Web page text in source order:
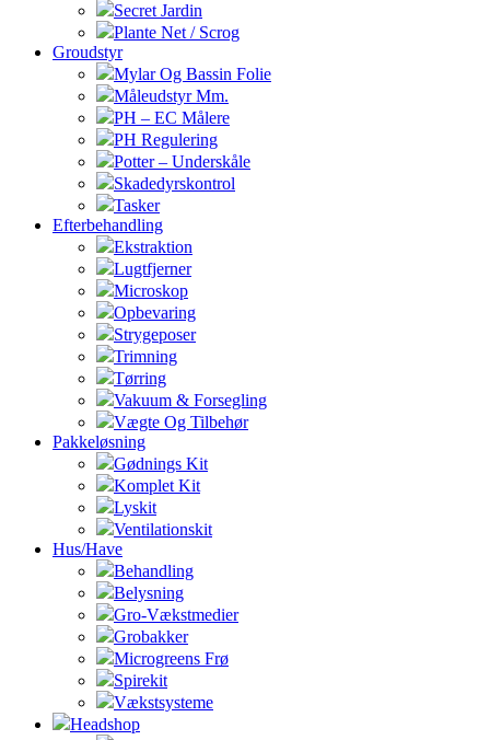
Secret Jardin
Plante Net / Scrog
Groudstyr
Mylar Og Bassin Folie
Måleudstyr Mm.
PH – EC Målere
PH Regulering
Potter – Underskåle
Skadedyrskontrol
Tasker
Efterbehandling
Ekstraktion
Lugtfjerner
Microskop
Opbevaring
Strygeposer
Trimning
Tørring
Vakuum & Forsegling
Vægte Og Tilbehør
Pakkeløsning
Gødnings Kit
Komplet Kit
Lyskit
Ventilationskit
Hus/Have
Behandling
Belysning
Gro-Vækstmedier
Grobakker
Microgreens Frø
Spirekit
Vækstsysteme
Headshop